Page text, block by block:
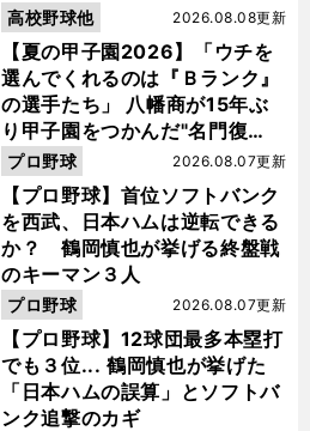
【夏の甲子園2026】「ウチを
選んでくれるのは『Ｂランク』
の選手たち」 八幡商が15年ぶ
り甲子園をつかんだ"名門復
活"の舞台裏
2026.08.08更新
高校野球他
【プロ野球】首位ソフトバンク
を西武、日本ハムは逆転できる
か？ 鶴岡慎也が挙げる終盤戦
のキーマン３人
2026.08.07更新
プロ野球
【プロ野球】12球団最多本塁打
でも３位... 鶴岡慎也が挙げた
「日本ハムの誤算」とソフトバ
ンク追撃のカギ
2026.08.07更新
プロ野球